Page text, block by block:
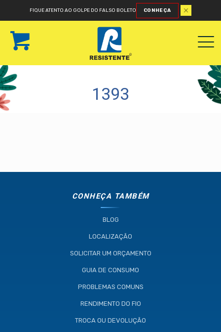
FIQUE ATENTO AO GOLPE DO FALSO BOLETO CONHEÇA
1393
CONHEÇA TAMBÉM
BLOG
LOCALIZAÇÃO
SOLICITAR UM ORÇAMENTO
GUIA DE CONSUMO
PROBLEMAS COMUNS
RENDIMENTO DO FIO
TROCA OU DEVOLUÇÃO